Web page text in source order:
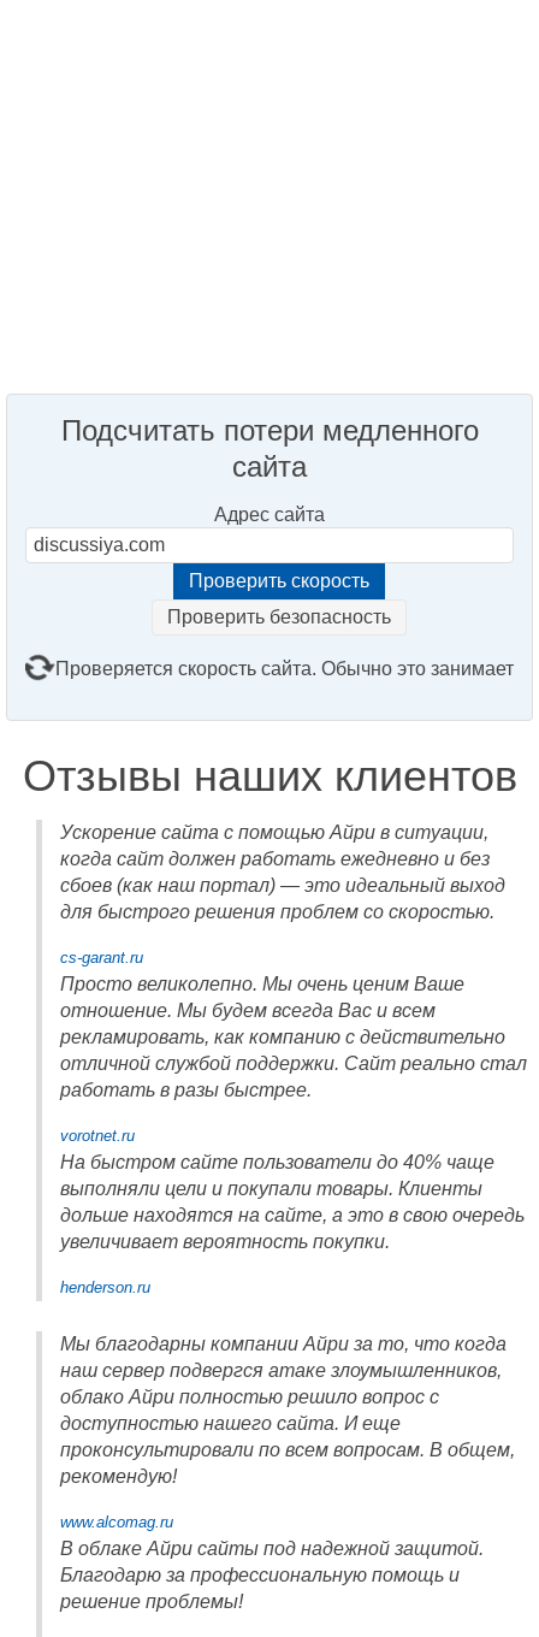
Подсчитать потери медленного
сайта
Адрес сайта
Проверить безопасность
Проверяется скорость сайта. Обычно это занимает
Отзывы наших клиентов
Ускорение сайта с помощью Айри в ситуации,
когда сайт должен работать ежедневно и без
сбоев (как наш портал) — это идеальный выход
для быстрого решения проблем со скоростью.
cs-garant.ru
Просто великолепно. Мы очень ценим Ваше
отношение. Мы будем всегда Вас и всем
рекламировать, как компанию с действительно
отличной службой поддержки. Сайт реально стал
работать в разы быстрее.
vorotnet.ru
На быстром сайте пользователи до 40% чаще
выполняли цели и покупали товары. Клиенты
дольше находятся на сайте, а это в свою очередь
увеличивает вероятность покупки.
henderson.ru
Мы благодарны компании Айри за то, что когда
наш сервер подвергся атаке злоумышленников,
облако Айри полностью решило вопрос с
доступностью нашего сайта. И еще
проконсультировали по всем вопросам. В общем,
рекомендую!
www.alcomag.ru
В облаке Айри сайты под надежной защитой.
Благодарю за профессиональную помощь и
решение проблемы!